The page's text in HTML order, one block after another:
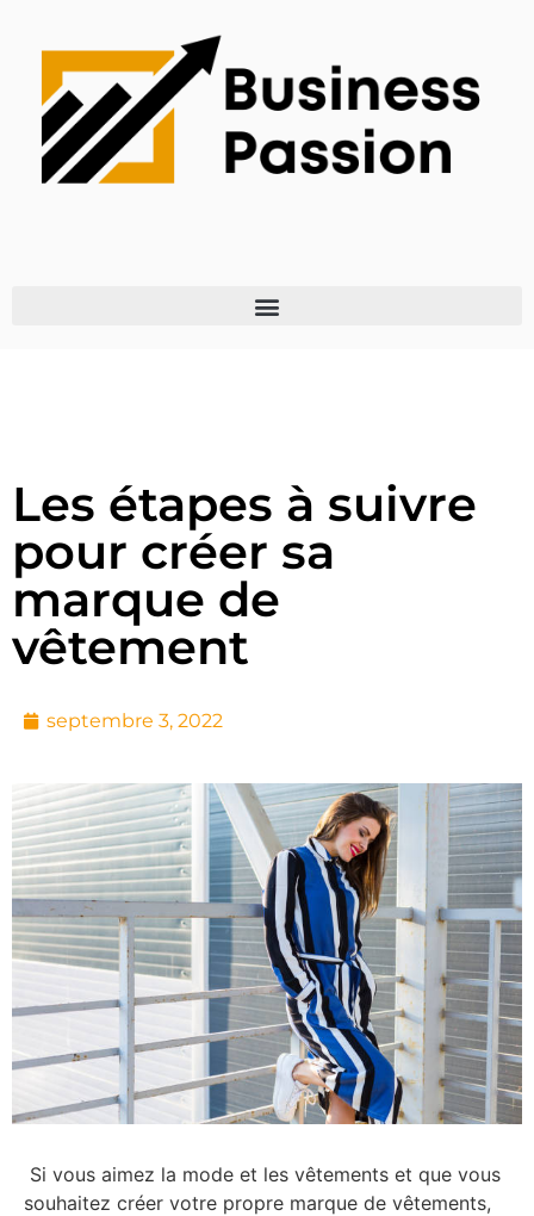
Les étapes à suivre
pour créer sa
marque de
vêtement
septembre 3, 2022
Si vous aimez la mode et les vêtements et que vous
souhaitez créer votre propre marque de vêtements,